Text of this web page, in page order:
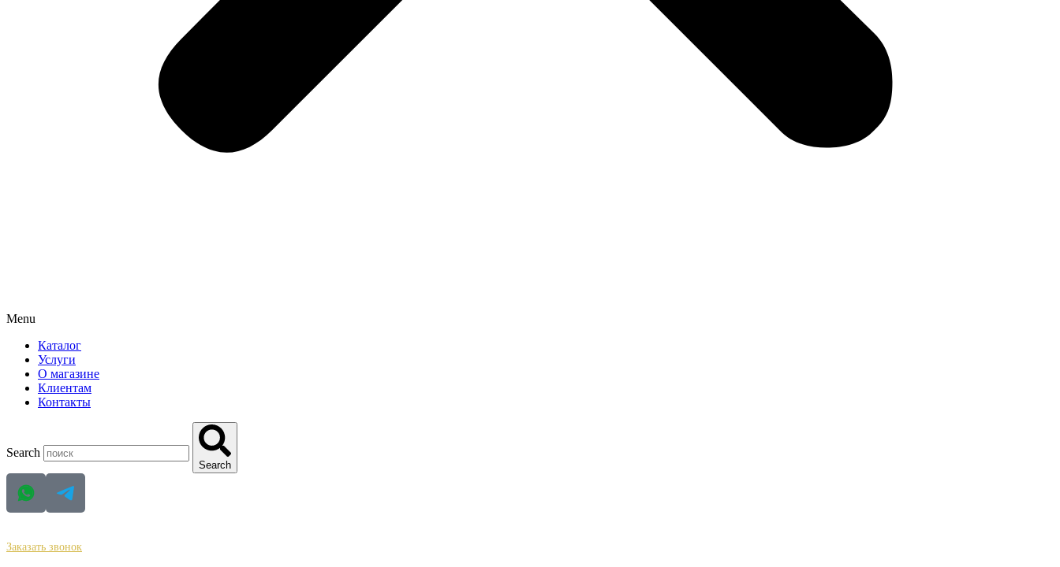
Menu
Каталог
Услуги
О магазине
Клиентам
Контакты
Search
Search
Заказать звонок